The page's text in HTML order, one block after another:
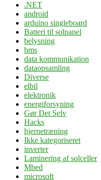
.NET
android
arduino singleboard
Batteri til solpanel
belysning
bms
data kommunikation
dataopsamling
Diverse
elbil
elektronik
energiforsyning
Gør Det Selv
Hacks
hjernetræning
Ikke kategoriseret
inverter
Laminering af solceller
Mbed
microsoft